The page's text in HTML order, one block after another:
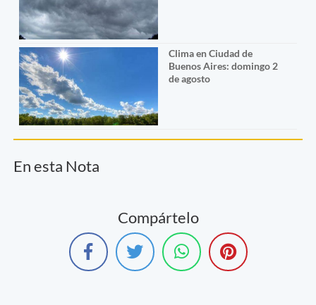
Clima en Ciudad de
Buenos Aires: domingo 2
de agosto
En esta Nota
Compártelo